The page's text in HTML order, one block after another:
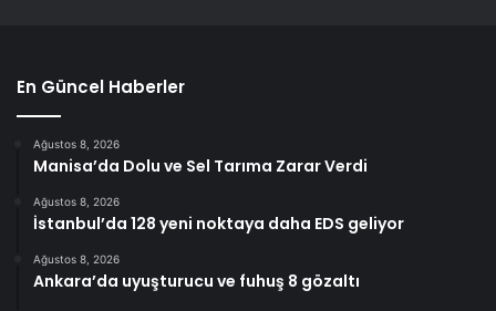
En Güncel Haberler
Ağustos 8, 2026
Manisa’da Dolu ve Sel Tarıma Zarar Verdi
Ağustos 8, 2026
İstanbul’da 128 yeni noktaya daha EDS geliyor
Ağustos 8, 2026
Ankara’da uyuşturucu ve fuhuş 8 gözaltı